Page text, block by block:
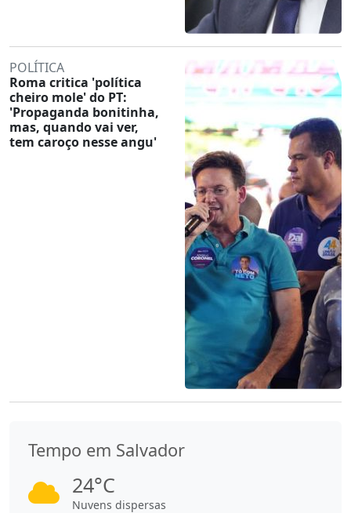
POLÍTICA
Roma critica 'política
cheiro mole' do PT:
'Propaganda bonitinha,
mas, quando vai ver,
tem caroço nesse angu'
Tempo em Salvador
24°C
Nuvens dispersas